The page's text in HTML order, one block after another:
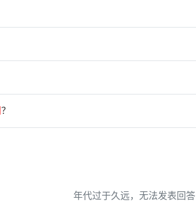
？
年代过于久远，无法发表回答